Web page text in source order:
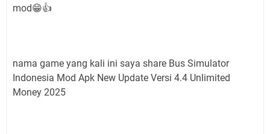
mod😁👍
nama game yang kali ini saya share Bus Simulator
Indonesia Mod Apk New Update Versi 4.4 Unlimited
Money 2025